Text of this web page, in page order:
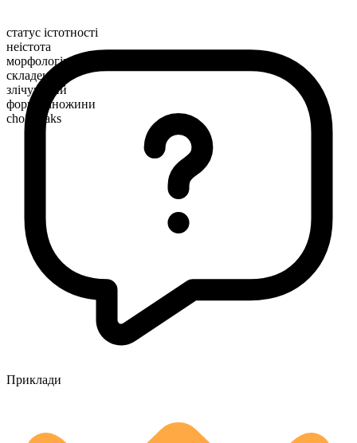
статус істотності
неістота
морфологічна будова
складене
злічуваний
форма множини
chopsteaks
Приклади